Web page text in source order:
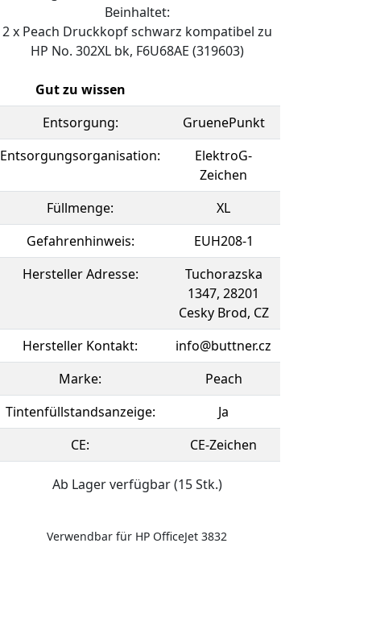
Beinhaltet:
2 x Peach Druckkopf schwarz kompatibel zu
HP No. 302XL bk, F6U68AE (319603)
Gut zu wissen
Entsorgung:
GruenePunkt
Entsorgungsorganisation:
ElektroG-
Zeichen
Füllmenge:
XL
Gefahrenhinweis:
EUH208-1
Hersteller Adresse:
Tuchorazska
1347, 28201
Cesky Brod, CZ
Hersteller Kontakt:
info@buttner.cz
Marke:
Peach
Tintenfüllstandsanzeige:
Ja
CE:
CE-Zeichen
Ab Lager verfügbar (15 Stk.)
Verwendbar für HP OfficeJet 3832